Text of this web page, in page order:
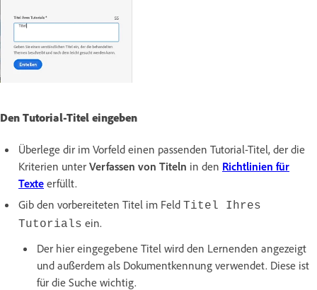
Den Tutorial-Titel eingeben
Überlege dir im Vorfeld einen passenden Tutorial-Titel, der die
Kriterien unter Verfassen von Titeln in den Richtlinien für
Texte erfüllt.
Gib den vorbereiteten Titel im Feld Titel Ihres
Tutorials ein.
Der hier eingegebene Titel wird den Lernenden angezeigt
und außerdem als Dokumentkennung verwendet. Diese ist
für die Suche wichtig.